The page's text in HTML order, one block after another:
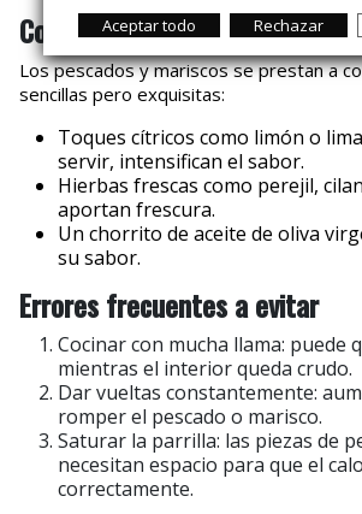
Combina sabores y
Los pescados y mariscos se prestan a
sencillas pero exquisitas:
Toques cítricos como limón o
servir, intensifican el sabor.
Hierbas frescas como perejil,
aportan frescura.
Un chorrito de aceite de oliva
su sabor.
Errores frecuentes a evitar
Cocinar con mucha llama: puede
mientras el interior queda crudo.
Dar vueltas constantemente:
romper el pescado o marisco.
Saturar la parrilla: las piezas de
necesitan espacio para que el
correctamente.
Aceptar todo Rechazar